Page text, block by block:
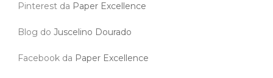
Pinterest da Paper Excellence
Blog do Juscelino Dourado
Facebook da Paper Excellence